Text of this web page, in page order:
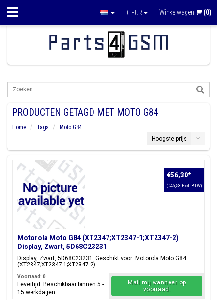
€ EUR Winkelwagen (0)
PRODUCTEN GETAGD MET MOTO G84
Home Tags
Moto G84
Hoogste prijs
Motorola Moto G84 (XT2347;XT2347-1;XT2347-2)
Display, Zwart, 5D68C23231
Display, Zwart, 5D68C23231, Geschikt voor: Motorola Moto G84
(XT2347;XT2347-1;XT2347-2)
€56,30*
(€46,53 Excl. BTW)
Voorraad: 0
Levertijd: Beschikbaar binnen 5 -
15 werkdagen
Mail mij wanneer op
voorraad!